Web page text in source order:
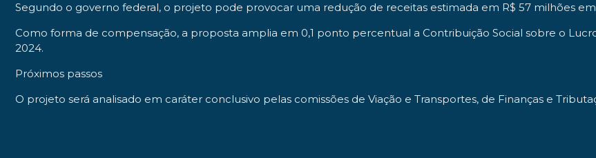
Segundo o governo federal, o projeto pode provocar uma redução de receitas estimada em R$ 57 milhões
Como forma de compensação, a proposta amplia em 0,1 ponto percentual a Contribuição Social sobre o
2024.
Próximos passos
O projeto será analisado em caráter conclusivo pelas comissões de Viação e Transportes, de Finanças e